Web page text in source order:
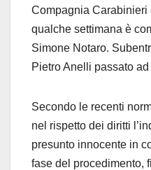
Compagnia Carabinieri
qualche settimana è
Simone Notaro.
Pietro Anelli passato
Secondo le recenti
nel rispetto dei diritti
presunto innocente in
fase del procedimento,